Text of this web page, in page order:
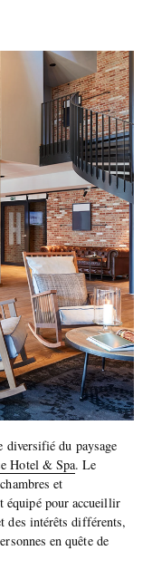
diversifié du paysage
Hotel & Spa. Le
et
équipé pour accueillir
des intérêts différents,
en quête de